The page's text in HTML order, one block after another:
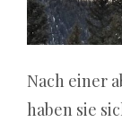
ohne
Einzahlung
sofortNach einer
haben sie